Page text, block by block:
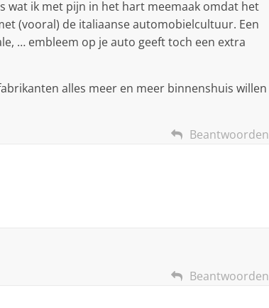
wat ik met pijn in het hart meemaak omdat het
(vooral) de italiaanse automobielcultuur. Een
… embleem op je auto geeft toch een extra
alles meer en meer binnenshuis willen
Beantwoorden
Beantwoorden